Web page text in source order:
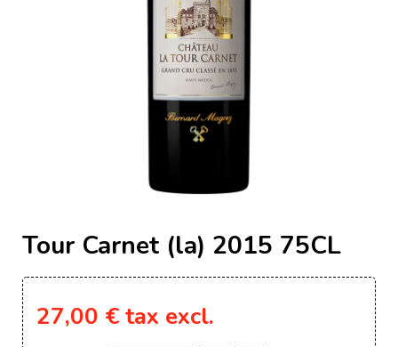
Tour Carnet (la) 2015 75CL
27,00 € tax excl.